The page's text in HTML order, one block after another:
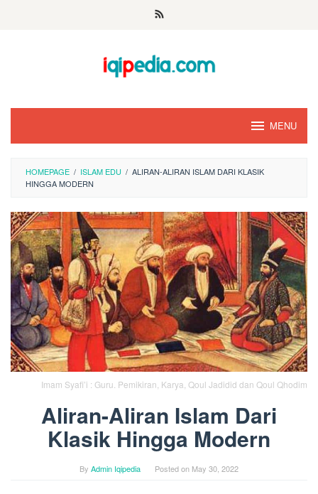
MENU
HOMEPAGE / ISLAM EDU / ALIRAN-ALIRAN ISLAM DARI KLASIK
HINGGA MODERN
Imam Syafi’i : Guru. Pemikiran, Karya, Qoul Jadidid dan Qoul Qhodim
Aliran-Aliran Islam Dari
Klasik Hingga Modern
By Admin Iqipedia Posted on May 30, 2022